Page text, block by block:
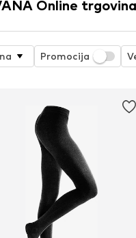
Online trgovina
Promocija